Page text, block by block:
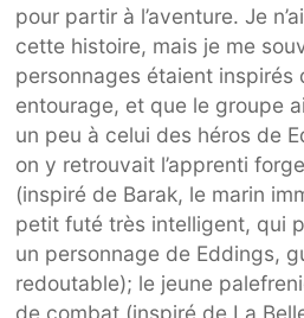
pour partir à l’aventure. Je
cette histoire, mais je me
personnages étaient inspirés
entourage, et que le groupe
un peu à celui des héros de
on y retrouvait l’apprenti
(inspiré de Barak, le marin
petit futé très intelligent, qui
un personnage de Eddings,
redoutable); le jeune
de combat (inspiré de La